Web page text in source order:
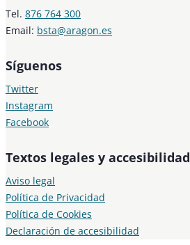
Tel. 876 764 300
Email: bsta@aragon.es
Síguenos
Twitter
Instagram
Facebook
Textos legales y accesibilidad
Aviso legal
Política de Privacidad
Política de Cookies
Declaración de accesibilidad